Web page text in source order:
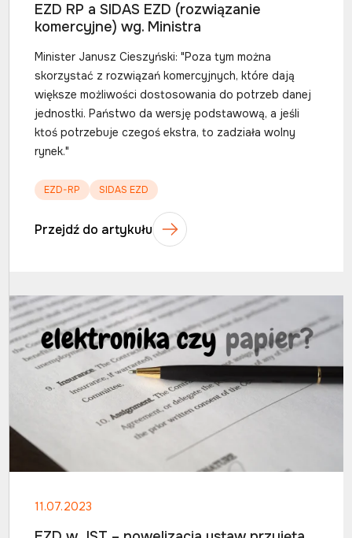
EZD RP a SIDAS EZD (rozwiązanie
komercyjne) wg. Ministra
Minister Janusz Cieszyński: "Poza tym można
skorzystać z rozwiązań komercyjnych, które dają
większe możliwości dostosowania do potrzeb danej
jednostki. Państwo da wersję podstawową, a jeśli
ktoś potrzebuje czegoś ekstra, to zadziała wolny
rynek."
EZD-RP SIDAS EZD
Przejdź do artykułu
11.07.2023